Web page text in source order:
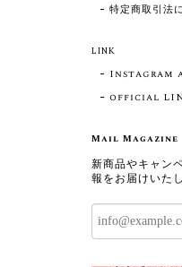
特定商取引法
LINK
Instagram
official
Mail Magazine
新商品やキャン
報をお届けいた